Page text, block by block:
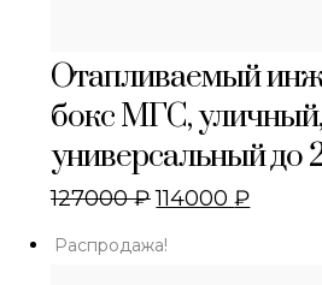
Отапливаемый
бокс МГС,
универсальный до
127000₽ 114000₽
Распродажа!